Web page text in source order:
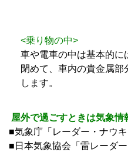
<乗り物の中>
車や電車の中は基本的に
閉めて、車内の貴金属
します。
屋外で過ごすときは気象情
■気象庁「レーダー・ナウ
■日本気象協会「雷レーダー